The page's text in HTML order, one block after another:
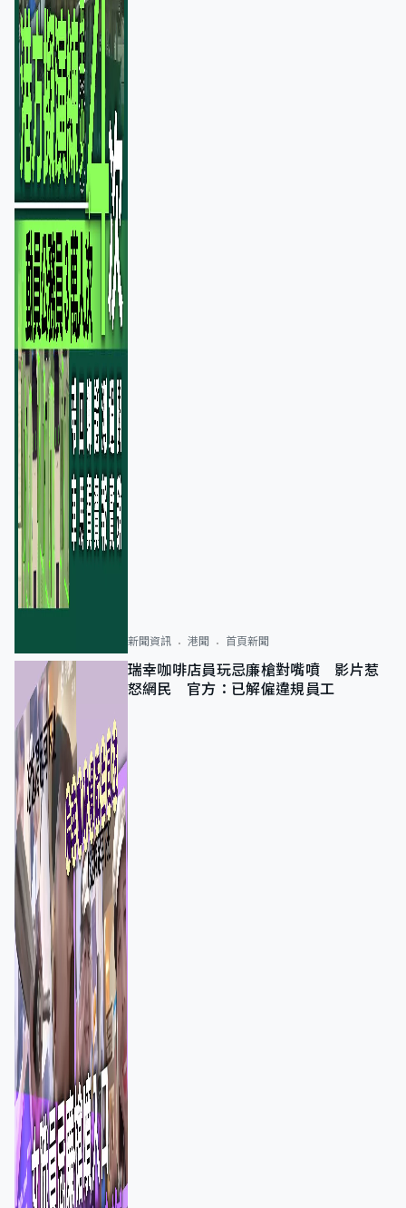
新聞資訊 港聞 首頁新聞
瑞幸咖啡店員玩忌廉槍對嘴噴 影片惹
怒網民 官方：已解僱違規員工